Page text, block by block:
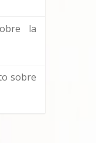
la
sobre